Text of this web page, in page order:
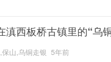
滇西板桥古镇里的“乌
保山,乌铜走银 5年前